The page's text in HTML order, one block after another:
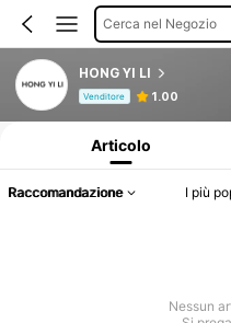
Cerca nel Negozio
HONG YI LI
Venditore 1.00
Articolo
Raccomandazione I più
Nessun